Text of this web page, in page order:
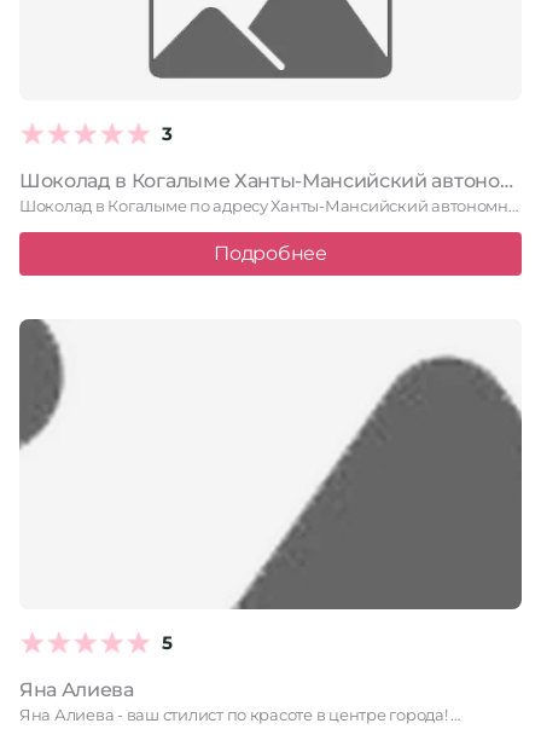
3
Шоколад в Когалыме Ханты-Мансийский автономный округ, Когалым, улица Дружбы Народов, 22а, 1 этаж
Шоколад в Когалыме по адресу Ханты-Мансийский автономный округ, Когалым, улица …
Подробнее
5
Яна Алиева
Яна Алиева - ваш стилист по красоте в центре города! …